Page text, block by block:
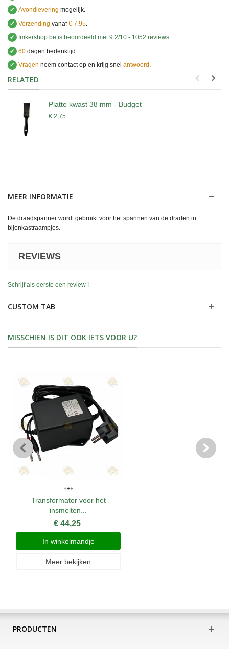
✔ Avondlevering mogelijk.
✔ Verzending vanaf€ 7,95
✔
Imkershop.be is beoordeeld met 9.2/10 - 1052 reviews
✔ 60 dagen bedenktijd.
✔ Vragen neem contact op en krijg snel antwoord
RELATED
Platte kwast 38 mm - Budget
€ 2,75
MEER INFORMATIE
De draadspanner wordt gebruikt voor het spannen van de draden in
bijenkastraampjes.
REVIEWS
Schrijf als eerste een review !
CUSTOM TAB
MISSCHIEN IS DIT OOK IETS VOOR U?
Transformator voor het
insmelten...
€ 44,25
In winkelmandje
Meer bekijken
PRODUCTEN